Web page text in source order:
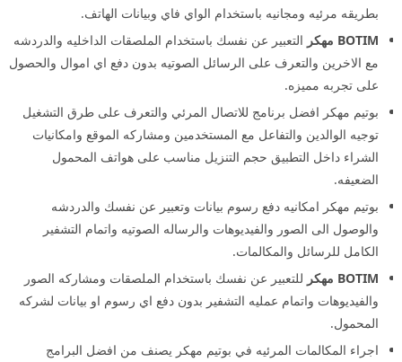
بطريقه مرئيه ومجانيه باستخدام الواي فاي وبيانات الهاتف.
BOTIM مهكر
التعبير عن نفسك باستخدام الملصقات الداخليه والدردشه
مع الاخرين والتعرف على الرسائل الصوتيه بدون دفع اي اموال والحصول
على تجربه مميزه.
بوتيم مهكر افضل برنامج للاتصال المرئي والتعرف على طرق التشغيل
توجيه الوالدين والتفاعل مع المستخدمين ومشاركه الموقع وامكانيات
الشراء داخل التطبيق حجم التنزيل مناسب على هواتف المحمول
الضعيفه.
بوتيم مهكر امكانيه دفع رسوم بيانات وتعبير عن نفسك والدردشه
والوصول الى الصور والفيديوهات والرساله الصوتيه واتمام التشفير
الكامل للرسائل والمكالمات.
BOTIM مهكر
للتعبير عن نفسك باستخدام الملصقات ومشاركه الصور
والفيديوهات واتمام عمليه التشفير بدون دفع اي رسوم او بيانات لشركه
المحمول.
اجراء المكالمات المرئيه في بوتيم مهكر يصنف من افضل البرامج